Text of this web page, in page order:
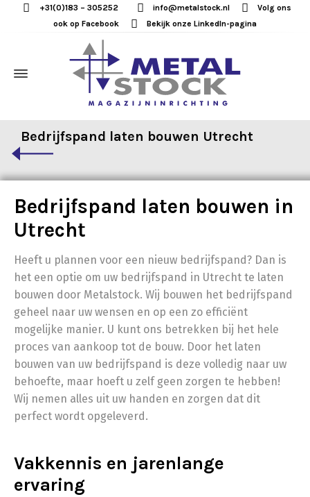
+31(0)183 – 305252 info@metalstock.nl
Volg ons
ook op Facebook
Bekijk onze LinkedIn-pagina
Bedrijfspand laten bouwen Utrecht
Bedrijfspand laten bouwen in
Utrecht
Heeft u plannen voor een nieuw bedrijfspand? Dan is
het een optie om uw bedrijfspand in Utrecht te laten
bouwen door Metalstock. Wij bouwen het bedrijfspand
geheel naar uw wensen en op een zo efficiënt
mogelijke manier. U kunt ons betrekken bij het hele
proces van aankoop tot de bouw. Door het laten
bouwen van uw bedrijfspand is deze volledig naar uw
behoefte, maar hoeft u zelf geen zorgen te hebben!
Wij nemen alles uit uw handen en zorgen dat dit
perfect wordt opgeleverd.
Vakkennis en jarenlange
ervaring